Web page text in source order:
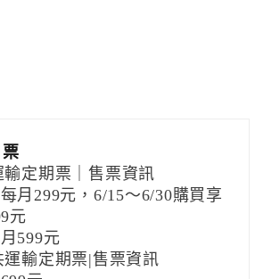
定期票｜售票資訊
月299元，6/15～6/30購買享
元
599元
輸定期票|售票資訊